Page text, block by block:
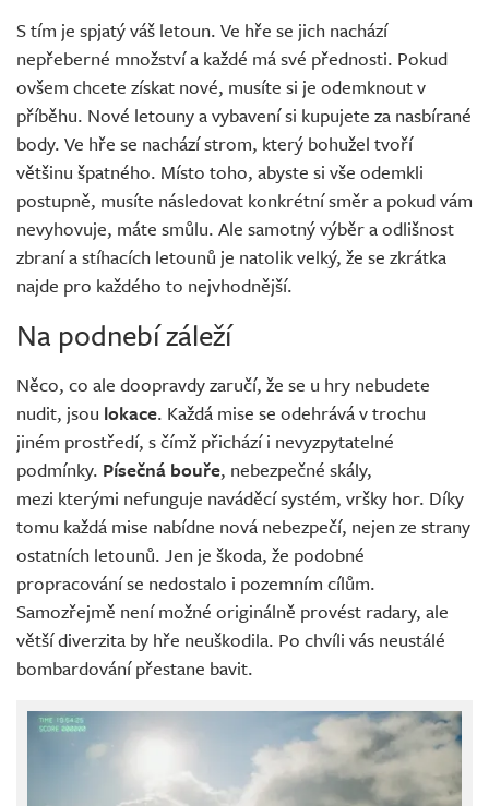
S tím je spjatý váš letoun. Ve hře se jich nachází
nepřeberné množství a každé má své přednosti. Pokud
ovšem chcete získat nové, musíte si je odemknout v
příběhu. Nové letouny a vybavení si kupujete za nasbírané
body. Ve hře se nachází strom, který bohužel tvoří
většinu špatného. Místo toho, abyste si vše odemkli
postupně, musíte následovat konkrétní směr a pokud vám
nevyhovuje, máte smůlu. Ale samotný výběr a odlišnost
zbraní a stíhacích letounů je natolik velký, že se zkrátka
najde pro každého to nejvhodnější.
Na podnebí záleží
Něco, co ale doopravdy zaručí, že se u hry nebudete
nudit, jsou lokace. Každá mise se odehrává v trochu
jiném prostředí, s čímž přichází i nevyzpytatelné
podmínky. Písečná bouře, nebezpečné skály,
mezi kterými nefunguje naváděcí systém, vršky hor. Díky
tomu každá mise nabídne nová nebezpečí, nejen ze strany
ostatních letounů. Jen je škoda, že podobné
propracování se nedostalo i pozemním cílům.
Samozřejmě není možné originálně provést radary, ale
větší diverzita by hře neuškodila. Po chvíli vás neustálé
bombardování přestane bavit.